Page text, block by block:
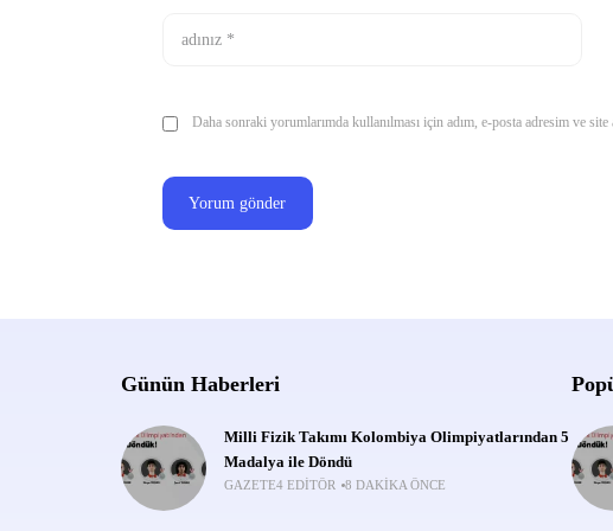
Daha sonraki yorumlarımda kullanılması için adım, e-posta adresim ve
Günün Haberleri
Milli Fizik Takımı Kolombiya Olimpiyatlarından 5
Madalya ile Döndü
GAZETE4 EDITÖR 8 DAKIKA ÖNCE